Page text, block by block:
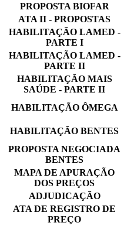
PROPOSTA BIOFAR
ATA II - PROPOSTAS
HABILITAÇÃO LAMED -
PARTE I
HABILITAÇÃO LAMED -
PARTE II
HABILITAÇÃO MAIS
SAÚDE - PARTE II
HABILITAÇÃO ÔMEGA
HABILITAÇÃO BENTES
PROPOSTA NEGOCIADA
BENTES
MAPA DE APURAÇÃO
DOS PREÇOS
ADJUDICAÇÃO
ATA DE REGISTRO DE
PREÇO